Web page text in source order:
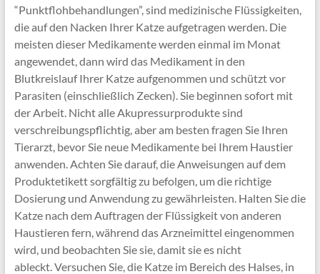
“Punktflohbehandlungen”, sind medizinische Flüssigkeiten,
die auf den Nacken Ihrer Katze aufgetragen werden. Die
meisten dieser Medikamente werden einmal im Monat
angewendet, dann wird das Medikament in den
Blutkreislauf Ihrer Katze aufgenommen und schützt vor
Parasiten (einschließlich Zecken). Sie beginnen sofort mit
der Arbeit. Nicht alle Akupressurprodukte sind
verschreibungspflichtig, aber am besten fragen Sie Ihren
Tierarzt, bevor Sie neue Medikamente bei Ihrem Haustier
anwenden. Achten Sie darauf, die Anweisungen auf dem
Produktetikett sorgfältig zu befolgen, um die richtige
Dosierung und Anwendung zu gewährleisten. Halten Sie die
Katze nach dem Auftragen der Flüssigkeit von anderen
Haustieren fern, während das Arzneimittel eingenommen
wird, und beobachten Sie sie, damit sie es nicht
ableckt. Versuchen Sie, die Katze im Bereich des Halses, in